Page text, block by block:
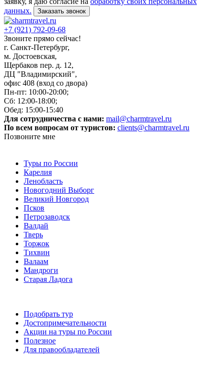
данных.
+7 (921) 792-09-68
Звоните прямо сейчас!
г. Санкт-Петербург,
м. Достоевская,
Щербаков пер. д. 12,
ДЦ "Владимирский",
офис 408 (вход со двора)
Пн-пт: 10:00-20:00;
Сб: 12:00-18:00;
Обед: 15:00-15:40
Для сотрудничества с нами: mail@charmtravel.ru
По всем вопросам от туристов: clients@charmtravel.ru
Позвоните мне
Туры по России
Карелия
Ленобласть
Новогодний Выборг
Великий Новгород
Псков
Петрозаводск
Валдай
Тверь
Торжок
Тихвин
Валаам
Мандроги
Старая Ладога
Подобрать тур
Достопримечательности
Акции на туры по России
Полезное
Для правообладателей